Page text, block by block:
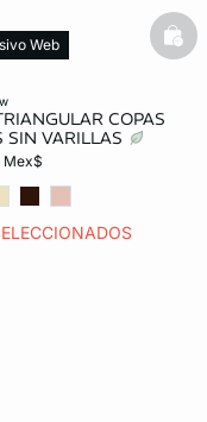
COPAS
SIN VARILLAS
Mex$
Web